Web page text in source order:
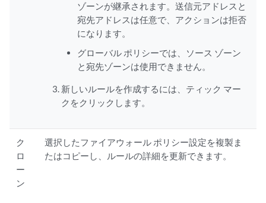
ゾーンが継承されます。送信元アドレスと
宛先アドレスは任意で、アクションは拒否
になります。
グローバル ポリシーでは、ソース ゾーン
と宛先ゾーンは使用できません。
新しいルールを作成するには、ティック マー
クをクリックします。
ク
ロ
ー
ン
選択したファイアウォール ポリシー設定を複製ま
たはコピーし、ルールの詳細を更新できます。